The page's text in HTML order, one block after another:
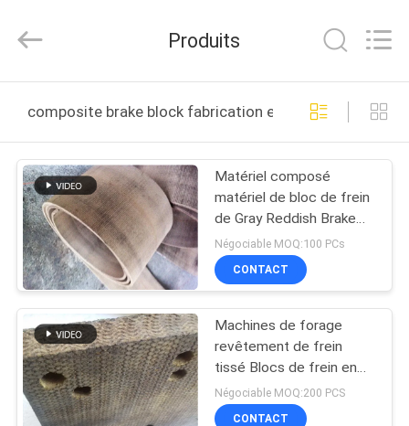
PRODUITS
AU
SUJET
DE
NOUS
VISITE
D'USINE
Kebona
Industry
All
Produits
composite brake block fabrication en ligne
Matériel composé
matériel de bloc de frein
de Gray Reddish Brake
Shoe Lining
Négociable MOQ:100 PCs
CONTACT
Machines de forage
revêtement de frein
tissé Blocs de frein en
résine pour puits de
forage pétrolier
Négociable MOQ:200 PCS
CONTACT